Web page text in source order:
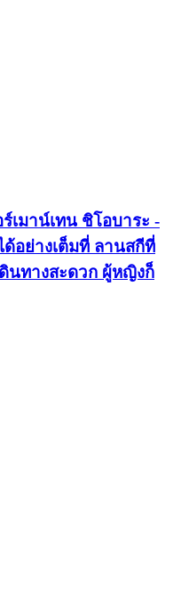
เมาน์เทน ชิโอบาระ -
อย่างเต็มที่ ลานสกีที่
นทางสะดวก ผู้หญิงก็